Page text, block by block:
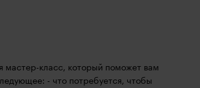
мастер-класс, который поможет вам
- что потребуется, чтобы